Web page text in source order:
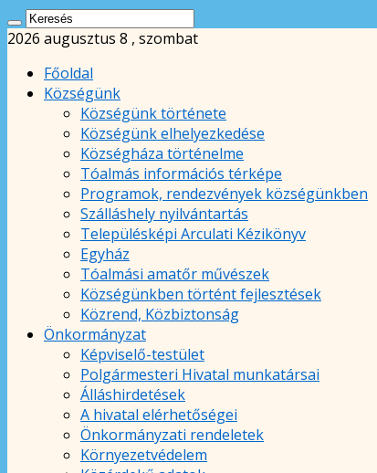
2026 augusztus 8 , szombat
Főoldal
Községünk
Községünk története
Községünk elhelyezkedése
Községháza történelme
Tóalmás információs térképe
Programok, rendezvények községünkben
Szálláshely nyilvántartás
Településképi Arculati Kézikönyv
Egyház
Tóalmási amatőr művészek
Községünkben történt fejlesztések
Közrend, Közbiztonság
Önkormányzat
Képviselő-testület
Polgármesteri Hivatal munkatársai
Álláshirdetések
A hivatal elérhetőségei
Önkormányzati rendeletek
Környezetvédelem